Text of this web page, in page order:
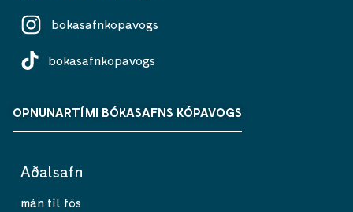
bokasafnkopavogs
bokasafnkopavogs
OPNUNARTÍMI BÓKASAFNS KÓPAVOGS
Aðalsafn
mán til fös